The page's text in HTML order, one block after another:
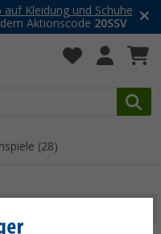
und Schuhe
20SSV
(28)